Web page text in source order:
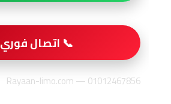
📞 اتصال فوري
Rayaan-limo.com — 01012467856